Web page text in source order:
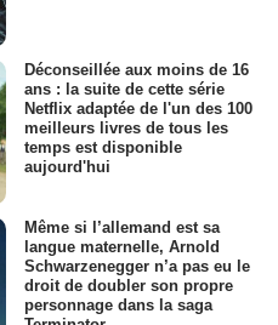
Déconseillée aux moins de 16
ans : la suite de cette série
Netflix adaptée de l'un des 100
meilleurs livres de tous les
temps est disponible
aujourd'hui
Même si l’allemand est sa
langue maternelle, Arnold
Schwarzenegger n’a pas eu le
droit de doubler son propre
personnage dans la saga